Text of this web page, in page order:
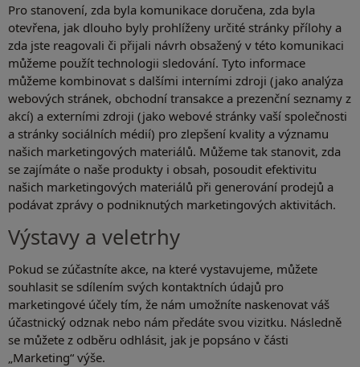
Pro stanovení, zda byla komunikace doručena, zda byla
otevřena, jak dlouho byly prohlíženy určité stránky přílohy a
zda jste reagovali či přijali návrh obsažený v této komunikaci
můžeme použít technologii sledování. Tyto informace
můžeme kombinovat s dalšími interními zdroji (jako analýza
webových stránek, obchodní transakce a prezenční seznamy z
akcí) a externími zdroji (jako webové stránky vaší společnosti
a stránky sociálních médií) pro zlepšení kvality a významu
našich marketingových materiálů. Můžeme tak stanovit, zda
se zajímáte o naše produkty i obsah, posoudit efektivitu
našich marketingových materiálů při generování prodejů a
podávat zprávy o podniknutých marketingových aktivitách.
Výstavy a veletrhy
Pokud se zúčastníte akce, na které vystavujeme, můžete
souhlasit se sdílením svých kontaktních údajů pro
marketingové účely tím, že nám umožníte naskenovat váš
účastnický odznak nebo nám předáte svou vizitku. Následně
se můžete z odběru odhlásit, jak je popsáno v části
„Marketing“ výše.